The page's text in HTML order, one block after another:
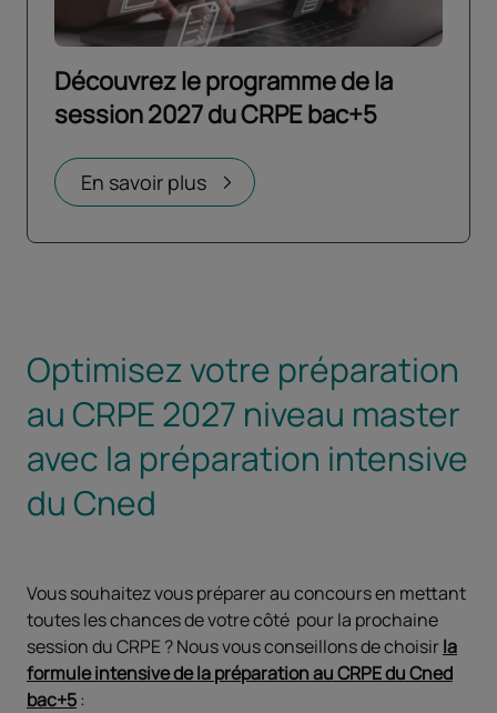
Découvrez le programme de la
session 2027 du CRPE bac+5
En savoir plus
Ouvrir dans un nouvel onglet
Optimisez votre préparation
au CRPE 2027 niveau master
avec la préparation intensive
du Cned
Vous souhaitez vous préparer au concours en mettant
toutes les chances de votre côté pour la prochaine
session du CRPE ? Nous vous conseillons de choisirla
formule intensive de la préparation au CRPE du Cned
bac+5: